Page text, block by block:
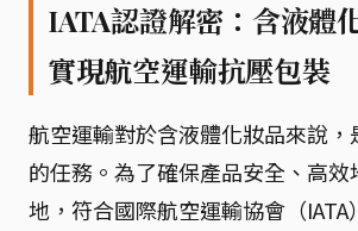
IATA認證解密：含液體
實現航空運輸抗壓包裝
航空運輸對於含液體化妝品來說，
的任務。為了確保產品安全、高
地，符合國際航空運輸協會（